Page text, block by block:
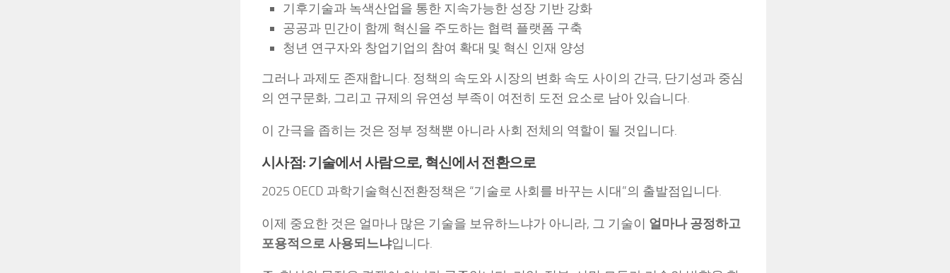
기후기술과 녹색산업을 통한 지속가능한 성장 기반 강화
공공과 민간이 함께 혁신을 주도하는 협력 플랫폼 구축
청년 연구자와 창업기업의 참여 확대 및 혁신 인재 양성
그러나 과제도 존재합니다. 정책의 속도와 시장의 변화 속도 사이의 간극, 단기성과 중심
의 연구문화, 그리고 규제의 유연성 부족이 여전히 도전 요소로 남아 있습니다.
이 간극을 좁히는 것은 정부 정책뿐 아니라 사회 전체의 역할이 될 것입니다.
시사점: 기술에서 사람으로, 혁신에서 전환으로
2025 OECD 과학기술혁신전환정책은 “기술로 사회를 바꾸는 시대”의 출발점입니다.
이제 중요한 것은 얼마나 많은 기술을 보유하느냐가 아니라, 그 기술이 얼마나 공정하고
포용적으로 사용되느냐입니다.